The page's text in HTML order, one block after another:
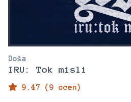
Doša
IRU: Tok misli
9.47 (9 ocen)